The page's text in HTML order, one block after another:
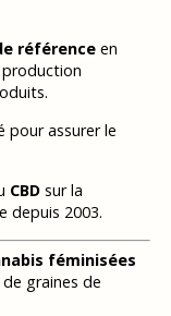
référenceen
pour assurer le
CBDsur la
depuis 2003.
féminisées
graines de